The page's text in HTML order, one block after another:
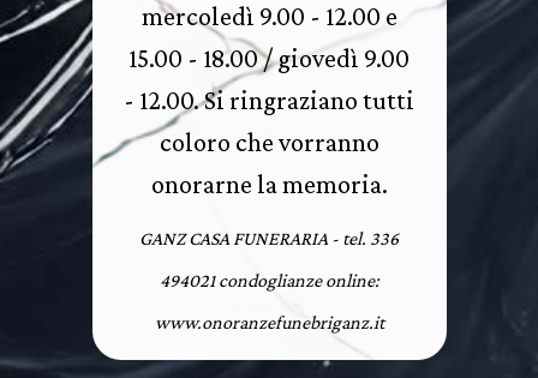
mercoledì 9.00 - 12.00 e
15.00 - 18.00 / giovedì 9.00
- 12.00. Si ringraziano tutti
coloro che vorranno
onorarne la memoria.
GANZ CASA FUNERARIA - tel. 336
494021 condoglianze online:
www.onoranzefunebriganz.it